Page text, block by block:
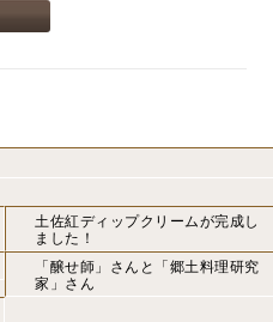
土佐紅ディップクリームが完成し
ました！
「醸せ師」さんと「郷土料理研究
家」さん